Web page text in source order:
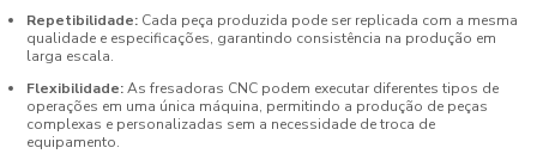
Repetibilidade: Cada peça produzida pode ser replicada com a mesma
qualidade e especificações, garantindo consistência na produção em
larga escala.
Flexibilidade:As fresadoras CNC podem executar diferentes tipos de
operações em uma única máquina, permitindo a produção de peças
complexas e personalizadas sem a necessidade de troca de
equipamento.